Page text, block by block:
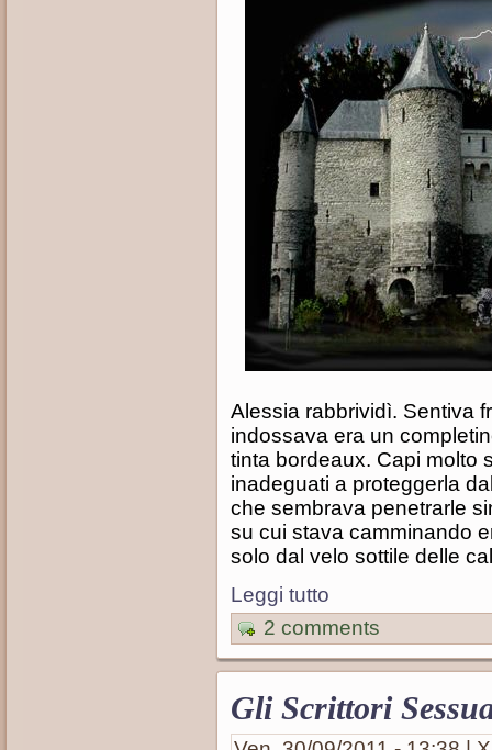
Alessia rabbrividì. Sentiva
indossava era un
tinta bordeaux. Capi molto
inadeguati a proteggerla
che sembrava penetrarle
su cui stava camminando
solo dal velo sottile delle
Leggi tutto
2 comments
Gli Scrittori